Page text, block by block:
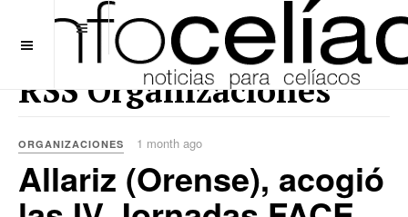
RSS Organizaciones
ORGANIZACIONES 1 month ago
Allariz (Orense), acogió